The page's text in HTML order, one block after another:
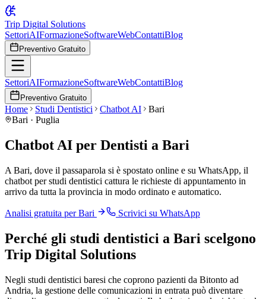
Trip Digital Solutions
SettoriAIFormazioneSoftwareWebContattiBlog
Preventivo Gratuito
SettoriAIFormazioneSoftwareWebContattiBlog
Preventivo Gratuito
Home Studi Dentistici Chatbot AI
Bari
Bari · Puglia
Chatbot AI per Dentisti a Bari
A Bari, dove il passaparola si è spostato online e su WhatsApp, il
chatbot per studi dentistici cattura le richieste di appuntamento in
arrivo da tutta la provincia in modo ordinato e automatico.
Analisi gratuita perBari Scrivici su WhatsApp
Perché gli studi dentistici a Bari scelgono
Trip Digital Solutions
Negli studi dentistici baresi che coprono pazienti da Bitonto ad
Andria, la gestione delle comunicazioni in entrata può diventare